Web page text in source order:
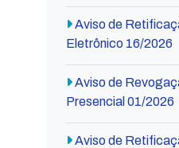
Aviso de
Eletrônico 16/2026
Aviso de
Presencial 01/2026
Aviso de